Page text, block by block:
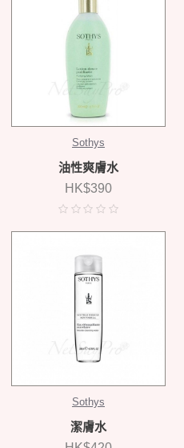
Sothys
油性爽膚水
HK$390
Sothys
潔膚水